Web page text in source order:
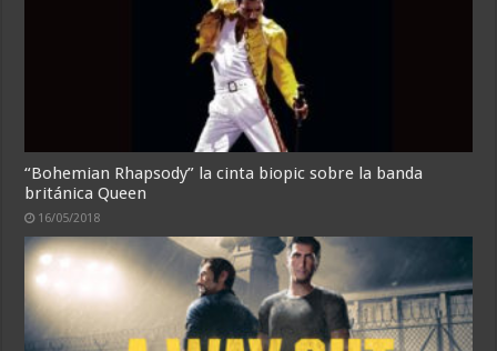
“Bohemian Rhapsody” la cinta biopic sobre la banda
británica Queen
16/05/2018